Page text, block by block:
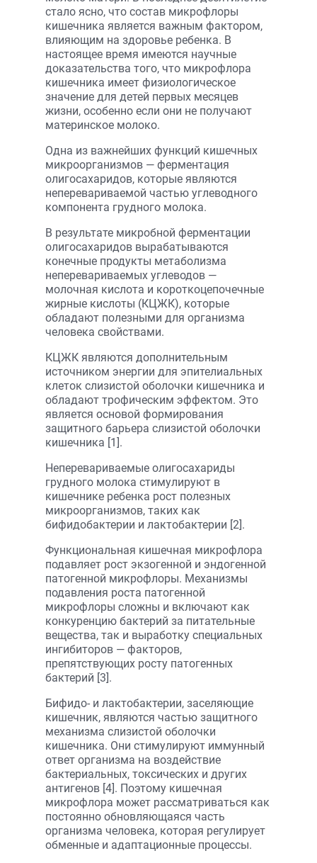
стало ясно, что состав микрофлоры
кишечника является важным фактором,
влияющим на здоровье ребенка. В
настоящее время имеются научные
доказательства того, что микрофлора
кишечника имеет физиологическое
значение для детей первых месяцев
жизни, особенно если они не получают
материнское молоко.
Одна из важнейших функций кишечных
микроорганизмов — ферментация
олигосахаридов, которые являются
неперевариваемой частью углеводного
компонента грудного молока.
В результате микробной ферментации
олигосахаридов вырабатываются
конечные продукты метаболизма
неперевариваемых углеводов —
молочная кислота и короткоцепочечные
жирные кислоты (КЦЖК), которые
обладают полезными для организма
человека свойствами.
КЦЖК являются дополнительным
источником энергии для эпителиальных
клеток слизистой оболочки кишечника и
обладают трофическим эффектом. Это
является основой формирования
защитного барьера слизистой оболочки
кишечника [1].
Неперевариваемые олигосахариды
грудного молока стимулируют в
кишечнике ребенка рост полезных
микроорганизмов, таких как
бифидобактерии и лактобактерии [2].
Функциональная кишечная микрофлора
подавляет рост экзогенной и эндогенной
патогенной микрофлоры. Механизмы
подавления роста патогенной
микрофлоры сложны и включают как
конкуренцию бактерий за питательные
вещества, так и выработку специальных
ингибиторов — факторов,
препятствующих росту патогенных
бактерий [3].
Бифидо- и лактобактерии, заселяющие
кишечник, являются частью защитного
механизма слизистой оболочки
кишечника. Они стимулируют иммунный
ответ организма на воздействие
бактериальных, токсических и других
антигенов [4]. Поэтому кишечная
микрофлора может рассматриваться как
постоянно обновляющаяся часть
организма человека, которая регулирует
обменные и адаптационные процессы.